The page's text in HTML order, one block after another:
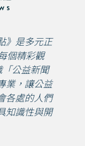
》是多元正
個精彩觀
公益新聞
業，讓公益
各處的人們
知識性與開